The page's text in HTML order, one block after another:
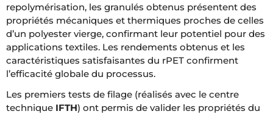
repolymérisation, les granulés obtenus présentent des
propriétés mécaniques et thermiques proches de celles
d’un polyester vierge, confirmant leur potentiel pour des
applications textiles. Les rendements obtenus et les
caractéristiques satisfaisantes du rPET confirment
l’efficacité globale du processus.
Les premiers tests de filage (réalisés avec le centre
technique IFTH) ont permis de valider les propriétés du